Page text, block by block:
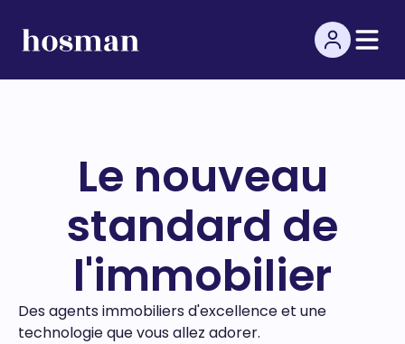
Le nouveau
standard de
l'immobilier
Des agents immobiliers d'excellence et une
technologieque vous allez adorer.